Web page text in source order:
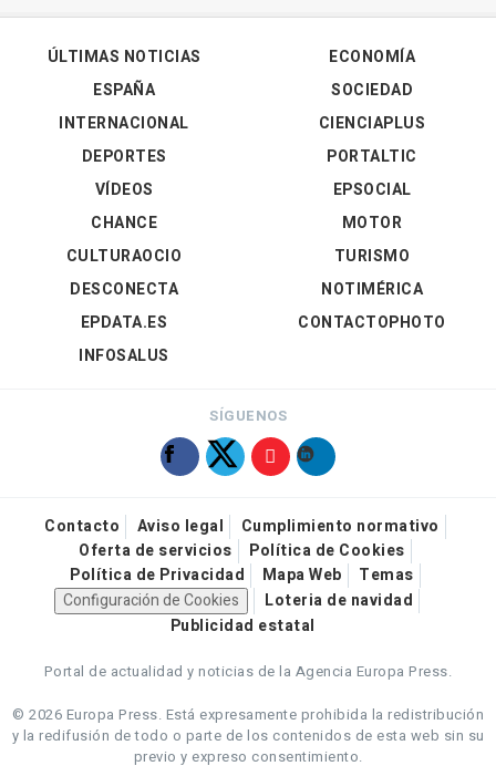
ÚLTIMAS NOTICIAS
ESPAÑA
INTERNACIONAL
DEPORTES
VÍDEOS
ECONOMÍA
SOCIEDAD
CIENCIAPLUS
PORTALTIC
EPSOCIAL
CHANCE
CULTURAOCIO
DESCONECTA
EPDATA.ES
INFOSALUS
MOTOR
TURISMO
NOTIMÉRICA
CONTACTOPHOTO
SÍGUENOS
Contacto Aviso legal
Cumplimiento normativo
Oferta de servicios
Política de Cookies
Política de Privacidad
Mapa Web
Temas
Configuración de Cookies
Loteria de navidad
Publicidad estatal
Portal de actualidad y noticias de la Agencia Europa Press.
© 2026 Europa Press. Está expresamente prohibida la redistribución
y la redifusión de todo o parte de los contenidos de esta web sin su
previo y expreso consentimiento.